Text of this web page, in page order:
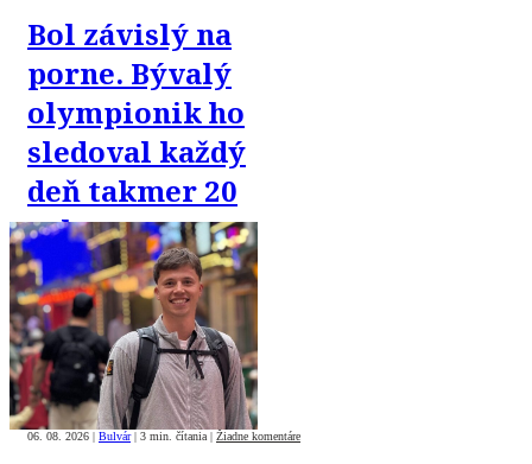
Bol závislý na
porne. Bývalý
olympionik ho
sledoval každý
deň takmer 20
rokov
06. 08. 2026 | Bulvár | 3 min. čítania | Žiadne komentáre